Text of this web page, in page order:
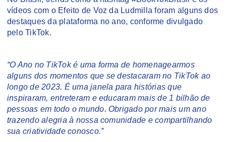
vídeos com o Efeito de Voz da Ludmilla foram alguns dos
destaques da plataforma no ano, conforme divulgado
pelo TikTok.
“O Ano no TikTok é uma forma de homenagearmos
alguns dos momentos que se destacaram no TikTok ao
longo de 2023. É uma janela para histórias que
inspiraram, entreteram e educaram mais de 1 bilhão de
pessoas em todo o mundo. Obrigado por mais um ano
trazendo alegria à nossa comunidade e compartilhando
sua criatividade conosco.”